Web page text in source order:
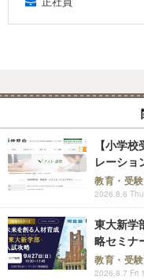
【小学
レーショ
教育・受験
2026.8.6
東大新学
略セミナ
教育・受験
2026.8.7 Fri